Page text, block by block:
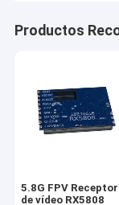
Productos
5.8G FPV Receptor
de vídeo RX5808